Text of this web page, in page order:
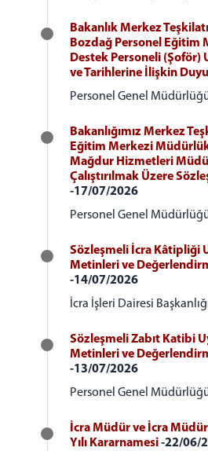
Bakanlık Merkez
Bozdağ Personel Eğitim
Destek Personeli (Şoför)
ve Tarihlerine İlişkin
Personel Genel
Bakanlığımız Merkez
Eğitim Merkezi
Mağdur Hizmetleri
Çalıştırılmak Üzere
-17/07/2026
Personel Genel
Sözleşmeli İcra Kâtipliği
Metinleri ve
-14/07/2026
İcra İşleri Dairesi
Sözleşmeli Zabıt Katibi
Metinleri ve
-13/07/2026
Personel Genel
İcra Müdür ve İcra Müdür
Yılı Kararnamesi-22/06/